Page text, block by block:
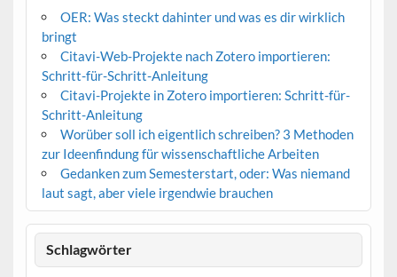
OER: Was steckt dahinter und was es dir wirklich
bringt
Citavi-Web-Projekte nach Zotero importieren:
Schritt-für-Schritt-Anleitung
Citavi-Projekte in Zotero importieren: Schritt-für-
Schritt-Anleitung
Worüber soll ich eigentlich schreiben? 3 Methoden
zur Ideenfindung für wissenschaftliche Arbeiten
Gedanken zum Semesterstart, oder: Was niemand
laut sagt, aber viele irgendwie brauchen
Schlagwörter